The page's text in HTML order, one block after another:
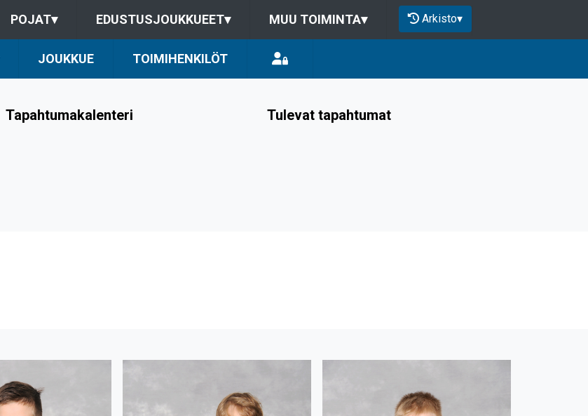
POJAT▾ EDUSTUSJOUKKUEET▾ MUU TOIMINTA▾ Arkisto▾
JOUKKUE TOIMIHENKILÖT
Tapahtumakalenteri Tulevat tapahtumat